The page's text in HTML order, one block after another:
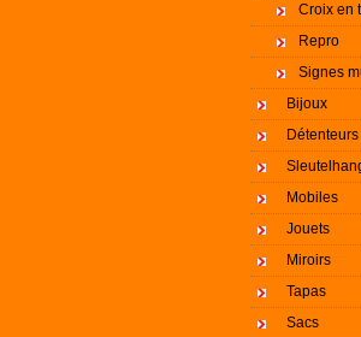
Croix en
Repro
Signes
Bijoux
Mobiles
Jouets
Miroirs
Tapas
Sacs